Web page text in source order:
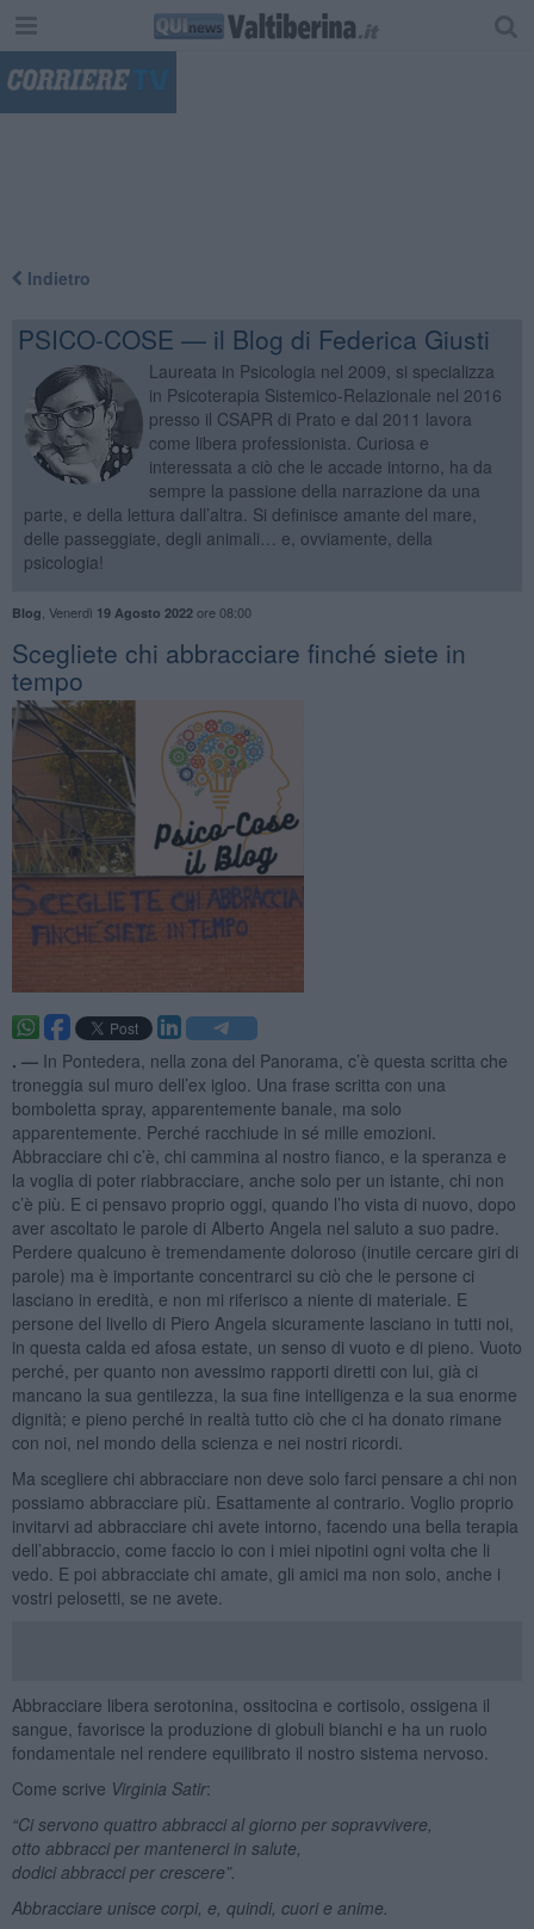
Indietro
PSICO-COSE — il Blog di Federica Giusti
Laureata in Psicologia nel 2009, si specializza
in Psicoterapia Sistemico-Relazionale nel 2016
presso il CSAPR di Prato e dal 2011 lavora
come libera professionista. Curiosa e
interessata a ciò che le accade intorno, ha da
sempre la passione della narrazione da una
parte, e della lettura dall’altra. Si definisce amante del mare,
delle passeggiate, degli animali… e, ovviamente, della
psicologia!
Blog Venerdì 19 Agosto 2022ore 08:00
​Scegliete chi abbracciare finché siete in
tempo
. — In Pontedera, nella zona del Panorama, c’è questa scritta che
troneggia sul muro dell’ex igloo. Una frase scritta con una
bomboletta spray, apparentemente banale, ma solo
apparentemente. Perché racchiude in sé mille emozioni.
Abbracciare chi c’è, chi cammina al nostro fianco, e la speranza e
la voglia di poter riabbracciare, anche solo per un istante, chi non
c’è più. E ci pensavo proprio oggi, quando l’ho vista di nuovo, dopo
aver ascoltato le parole di Alberto Angela nel saluto a suo padre.
Perdere qualcuno è tremendamente doloroso (inutile cercare giri di
parole) ma è importante concentrarci su ciò che le persone ci
lasciano in eredità, e non mi riferisco a niente di materiale. E
persone del livello di Piero Angela sicuramente lasciano in tutti noi,
in questa calda ed afosa estate, un senso di vuoto e di pieno. Vuoto
perché, per quanto non avessimo rapporti diretti con lui, già ci
mancano la sua gentilezza, la sua fine intelligenza e la sua enorme
dignità; e pieno perché in realtà tutto ciò che ci ha donato rimane
con noi, nel mondo della scienza e nei nostri ricordi.
Ma scegliere chi abbracciare non deve solo farci pensare a chi non
possiamo abbracciare più. Esattamente al contrario. Voglio proprio
invitarvi ad abbracciare chi avete intorno, facendo una bella terapia
dell’abbraccio, come faccio io con i miei nipotini ogni volta che li
vedo. E poi abbracciate chi amate, gli amici ma non solo, anche i
vostri pelosetti, se ne avete.
Abbracciare libera serotonina, ossitocina e cortisolo, ossigena il
sangue, favorisce la produzione di globuli bianchi e ha un ruolo
fondamentale nel rendere equilibrato il nostro sistema nervoso.
Come scrive Virginia Satir:
“Ci servono quattro abbracci al giorno per sopravvivere,
otto abbracci per mantenerci in salute,
dodici abbracci per crescere”.
Abbracciare unisce corpi, e, quindi, cuori e anime.